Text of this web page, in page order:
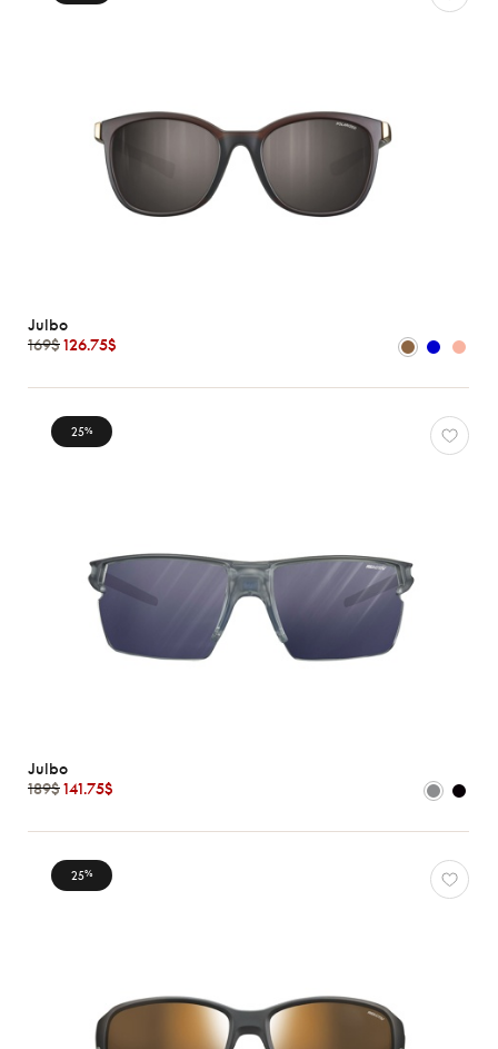
Julbo
169$126.75$
25%
Julbo
189$141.75$
25%